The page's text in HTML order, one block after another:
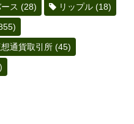
ス (28) リップル (18)
通貨取引所 (45)